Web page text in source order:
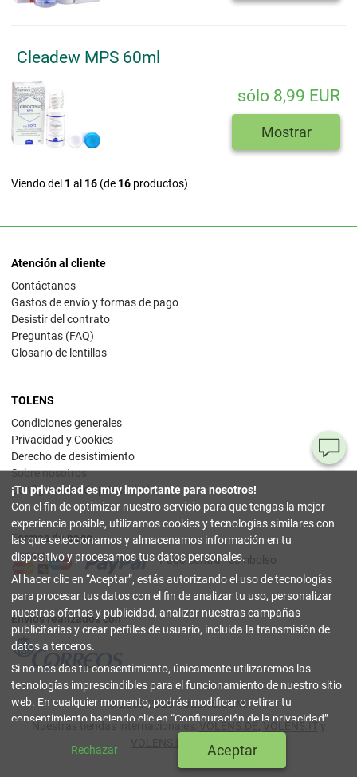
Cleadew MPS 60ml
sólo 8,99 EUR
Mostrar
Viendo del 1 al 16 (de 16 productos)
Atención al cliente
Contáctanos
Gastos de envío y formas de pago
Desistir del contrato
Preguntas (FAQ)
Glosario de lentillas
TOLENS
Condiciones generales
Privacidad y Cookies
Derecho de desistimiento
Sobre nosotros
Configuración de privacidad
Formas de pago
Pago contrarreembolso
Envíos realizados con
© 2003-2026 TOLENS.COM.
Índice
¡Tu privacidad es muy importante para nosotros!
Con el fin de optimizar nuestro servicio para que tengas la mejor
experiencia posible, utilizamos cookies y tecnologías similares con
las que seleccionamos y almacenamos información en tu
dispositivo y procesamos tus datos personales.
Al hacer clic en Aceptar , estás autorizando el uso de tecnologías
para procesar tus datos con el fin de analizar tu uso, personalizar
nuestras ofertas y publicidad, analizar nuestras campañas
publicitarias y crear perfiles de usuario, incluida la transmisión de
datos a terceros.
Si no nos das tu consentimiento, únicamente utilizaremos las
tecnologías imprescindibles para el funcionamiento de nuestro sitio
web. En cualquier momento, podrás modificar o retirar tu
consentimiento haciendo clic en Configuración de la privacidad
Puedes encontrar más información en nuestraPolítica de
Privacidad y Cookies.
Rechazar Aceptar